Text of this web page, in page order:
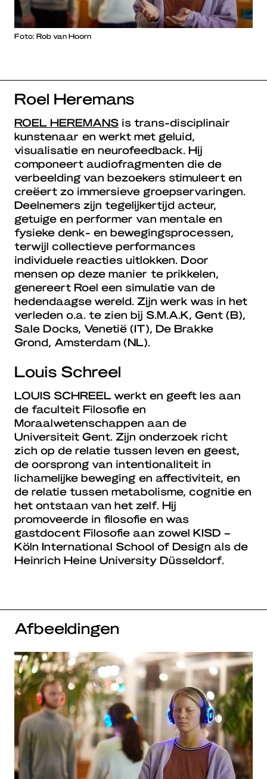
Foto: Rob van Hoorn
Roel Heremans
ROEL HEREMANS is trans-disciplinair
kunstenaar en werkt met geluid,
visualisatie en neurofeedback. Hij
componeert audiofragmenten die de
verbeelding van bezoekers stimuleert en
creëert zo immersieve groepservaringen.
Deelnemers zijn tegelijkertijd acteur,
getuige en performer van mentale en
fysieke denk- en bewegingsprocessen,
terwijl collectieve performances
individuele reacties uitlokken. Door
mensen op deze manier te prikkelen,
genereert Roel een simulatie van de
hedendaagse wereld. Zijn werk was in het
verleden o.a. te zien bij S.M.A.K, Gent (B),
Sale Docks, Venetië (IT), De Brakke
Grond, Amsterdam (NL).
Louis Schreel
LOUIS SCHREEL
werkt en geeft les aan
de faculteit Filosofie en
Moraalwetenschappen aan de
Universiteit Gent. Zijn onderzoek richt
zich op de relatie tussen leven en geest,
de oorsprong van intentionaliteit in
lichamelijke beweging en affectiviteit, en
de relatie tussen metabolisme, cognitie en
het ontstaan ​​van het zelf. Hij
promoveerde in filosofie en was
gastdocent Filosofie aan zowel KISD –
Köln International School of Design als de
Heinrich Heine University Düsseldorf.
Afbeeldingen